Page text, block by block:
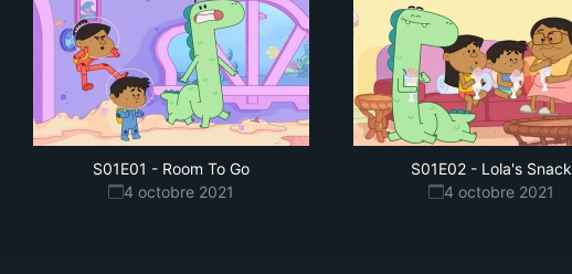
S01E01 - Room To Go
4 octobre 2021
S01E02 - Lola's Snack
4 octobre 2021